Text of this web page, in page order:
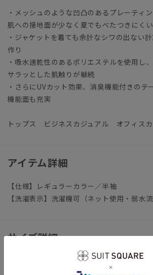
・メッシュのような凹凸のあるプレーティ
肌への接地面が少なく夏でもべたつきにく
・ジャケットを着ても余計なシワの出ない
作り
・吸水速乾性のあるポリエステルを使用し
サラッとした肌触りが継続
・さらにUVカット効果、消臭機能付きのテ
機能面も充実
トップス ビジネスカジュアル オフィスカ
アイテム詳細
【仕様】レギュラーカラー／半袖
【洗濯表示】洗濯機可（ネット使用・弱水流
サイズ詳細
モデル：183cm B96cm W71cm H92cm